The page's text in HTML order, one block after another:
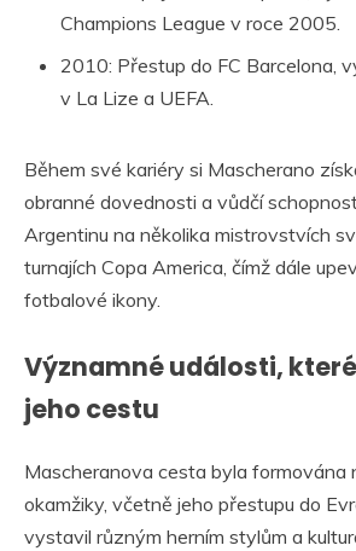
Champions League v roce 2005.
2010: Přestup do FC Barcelona,
v La Lize a UEFA.
Během své kariéry si Mascherano
obranné dovednosti a vůdčí
Argentinu na několika mistrovstvích
turnajích Copa America, čímž dále
fotbalové ikony.
Významné události,
jeho cestu
Mascheranova cesta byla formována
okamžiky, včetně jeho přestupu do
vystavil různým herním stylům a